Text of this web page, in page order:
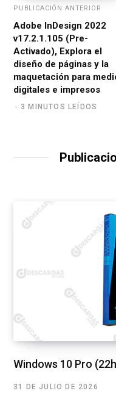
PUBLICACIÓN ANTERIOR
Adobe InDesign 2022
v17.2.1.105 (Pre-
Activado), Explora el
diseño de páginas y la
maquetación para
digitales e impresos
3 MINUTOS LEÍDOS
Windows 10 Pro
31 DE JULIO DE 2026